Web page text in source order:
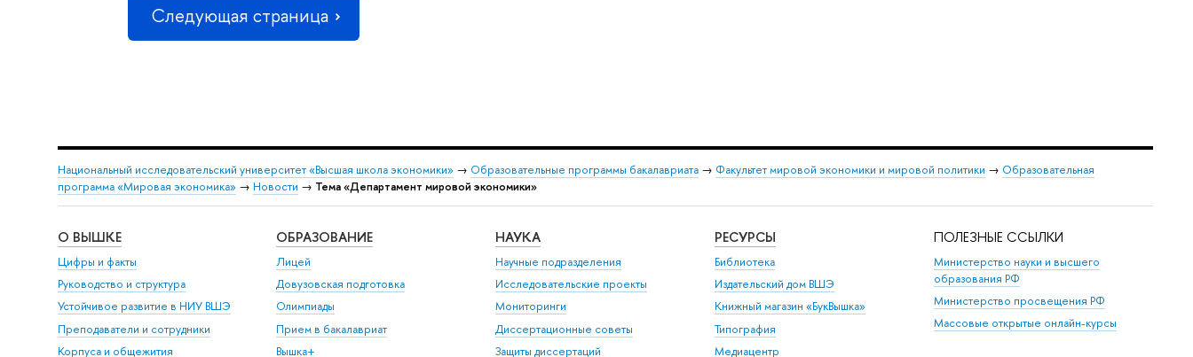
Следующая страница
Национальный исследовательский университет «Высшая школа экономики» → Образовательные программы бакалавриата→ Факультет мировой экономики и мировой политики → Образовательная
программа «Мировая экономика» → Новости → Тема «Департамент мировой экономики»
О ВЫШКЕ
Цифры и факты
Руководство и структура
Устойчивое развитие в НИУ ВШЭ
Преподаватели и сотрудники
Корпуса и общежития
ОБРАЗОВАНИЕ
Лицей
Довузовская подготовка
Олимпиады
Прием в бакалавриат
Вышка+
НАУКА
Научные подразделения
Исследовательские проекты
Мониторинги
Диссертационные советы
Защиты диссертаций
РЕСУРСЫ
Библиотека
Издательский дом ВШЭ
Книжный магазин «БукВышка»
Типография
Медиацентр
ПОЛЕЗНЫЕ ССЫЛКИ
Министерство науки и высшего
образования РФ
Министерство просвещения РФ
Массовые открытые онлайн-курсы